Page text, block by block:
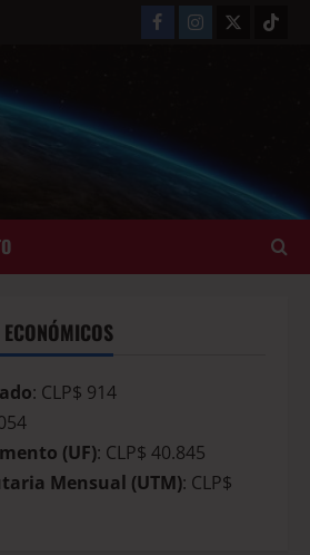
: CLP$ 914
(UF): CLP$ 40.845
Mensual (UTM): CLP$